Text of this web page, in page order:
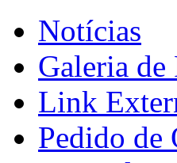
Notícias
Galeria de
Link
Pedido de